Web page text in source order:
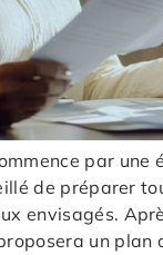
par une
de préparer
envisagés.
un plan